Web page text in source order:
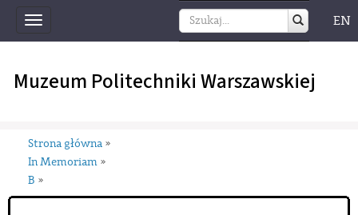
Toggle
navigation
EN
Muzeum Politechniki Warszawskiej
Strona główna »
In Memoriam »
B »